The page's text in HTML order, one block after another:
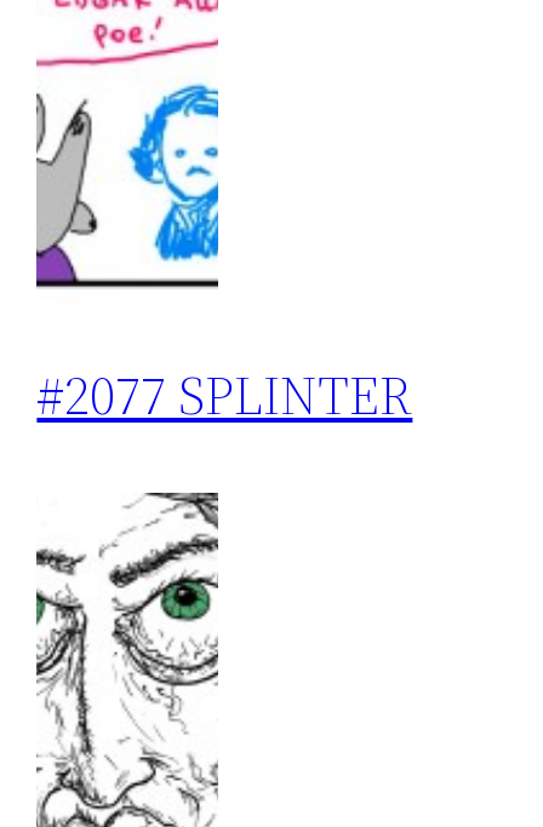
#2077 SPLINTER